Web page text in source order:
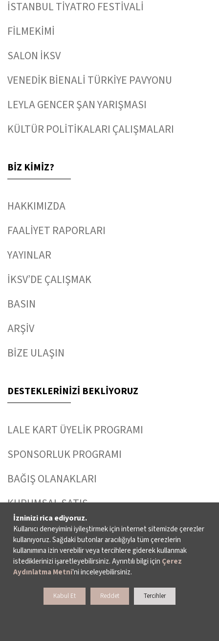
İSTANBUL TİYATRO FESTİVALİ
FİLMEKİMİ
SALON İKSV
VENEDİK BİENALİ TÜRKİYE PAVYONU
LEYLA GENCER ŞAN YARIŞMASI
KÜLTÜR POLİTİKALARI ÇALIŞMALARI
BİZ KİMİZ?
HAKKIMIZDA
FAALİYET RAPORLARI
YAYINLAR
İKSV’DE ÇALIŞMAK
BASIN
ARŞİV
BİZE ULAŞIN
DESTEKLERİNİZİ BEKLİYORUZ
LALE KART ÜYELİK PROGRAMI
SPONSORLUK PROGRAMI
BAĞIŞ OLANAKLARI
KURUMSAL SATIŞ
BİENALE KİŞİSEL DESTEK
> E-BÜLTENE KAYDOL
İKSV WhatsApp Destek Hattı
İzninizi rica ediyoruz.
Kullanıcı deneyimini iyileştirmek için internet sitemizde çerezler
kullanıyoruz. Sağdaki butonlar aracılığıyla tüm çerezlerin
kullanımına izin verebilir veya tercihlere giderek kullanmak
istediklerinizi işaretleyebilirsiniz. Ayrıntılı bilgi için Çerez
Aydınlatma Metni'ni inceleyebilirsiniz.
Kabul Et Reddet Tercihler